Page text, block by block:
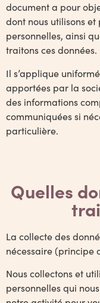
document a pour
dont nous utilisons
personnelles, ainsi
traitons ces données.
Il s’applique
apportées par la
des informations
communiquées si
particulière.
Quelles
La collecte des
nécessaire (principe
Nous collectons et
personnelles qui